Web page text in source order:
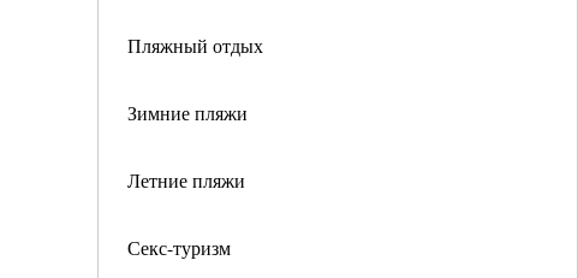
Пляжный отдых
Зимние пляжи
Летние пляжи
Секс-туризм